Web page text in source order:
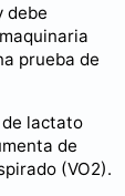
debe
prueba de
de lactato
de
(VO2).